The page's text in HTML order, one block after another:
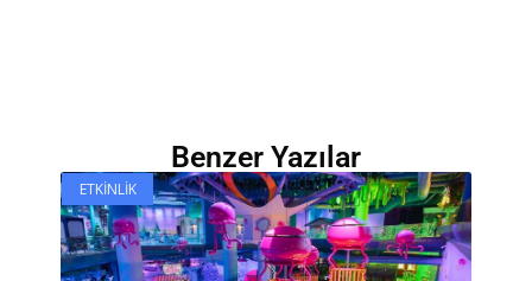
Benzer Yazılar
ETKINLIK